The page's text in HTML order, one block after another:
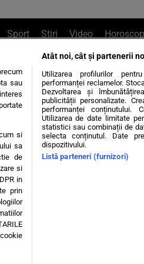
Sport Știri Video Horoscop
, sună la
Știri interne Știri externe
Insula Iubirii Dictionar de vise
de confidențialitate
sau
si
sa
de
si
in
prin
Atât noi, cât și partenerii
Utilizarea profilurilor
performanței reclamelor.
Dezvoltarea și
publicității personalizate.
performanței conținutului.
Utilizarea de date limitate
statistici sau combinații de
selecta conținutul. Date
dispozitivului.
Listă parteneri (furnizori)